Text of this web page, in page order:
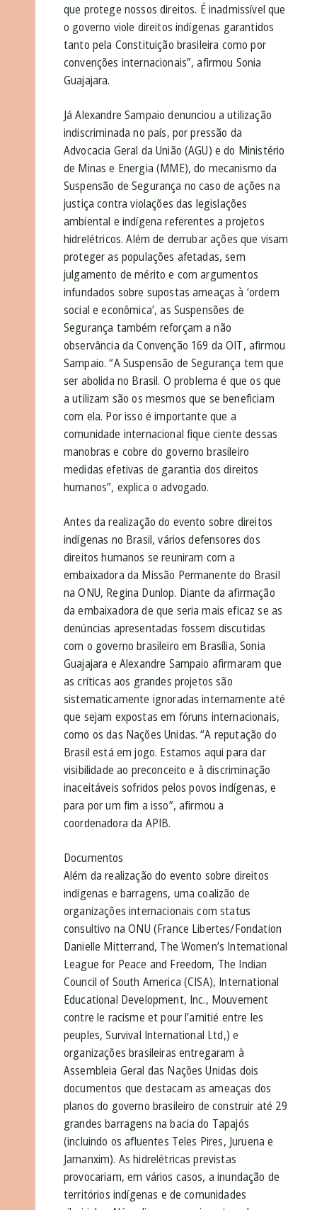
que protege nossos direitos. É inadmissível que
o governo viole direitos indígenas garantidos
tanto pela Constituição brasileira como por
convenções internacionais”, afirmou Sonia
Guajajara.
Já Alexandre Sampaio denunciou a utilização
indiscriminada no país, por pressão da
Advocacia Geral da União (AGU) e do Ministério
de Minas e Energia (MME), do mecanismo da
Suspensão de Segurança no caso de ações na
justiça contra violações das legislações
ambiental e indígena referentes a projetos
hidrelétricos. Além de derrubar ações que visam
proteger as populações afetadas, sem
julgamento de mérito e com argumentos
infundados sobre supostas ameaças à ‘ordem
social e econômica’, as Suspensões de
Segurança também reforçam a não
observância da Convenção 169 da OIT, afirmou
Sampaio. “A Suspensão de Segurança tem que
ser abolida no Brasil. O problema é que os que
a utilizam são os mesmos que se beneficiam
com ela. Por isso é importante que a
comunidade internacional fique ciente dessas
manobras e cobre do governo brasileiro
medidas efetivas de garantia dos direitos
humanos”, explica o advogado.
Antes da realização do evento sobre direitos
indígenas no Brasil, vários defensores dos
direitos humanos se reuniram com a
embaixadora da Missão Permanente do Brasil
na ONU, Regina Dunlop. Diante da afirmação
da embaixadora de que seria mais eficaz se as
denúncias apresentadas fossem discutidas
com o governo brasileiro em Brasília, Sonia
Guajajara e Alexandre Sampaio afirmaram que
as críticas aos grandes projetos são
sistematicamente ignoradas internamente até
que sejam expostas em fóruns internacionais,
como os das Nações Unidas. “A reputação do
Brasil está em jogo. Estamos aqui para dar
visibilidade ao preconceito e à discriminação
inaceitáveis sofridos pelos povos indígenas, e
para por um fim a isso”, afirmou a
coordenadora da APIB.
Documentos
Além da realização do evento sobre direitos
indígenas e barragens, uma coalizão de
organizações internacionais com status
consultivo na ONU (France Libertes/Fondation
Danielle Mitterrand, The Women’s International
League for Peace and Freedom, The Indian
Council of South America (CISA), International
Educational Development, Inc., Mouvement
contre le racisme et pour l’amitié entre les
peuples, Survival International Ltd,) e
organizações brasileiras entregaram à
Assembleia Geral das Nações Unidas dois
documentos que destacam as ameaças dos
planos do governo brasileiro de construir até 29
grandes barragens na bacia do Tapajós
(incluindo os afluentes Teles Pires, Juruena e
Jamanxim). As hidrelétricas previstas
provocariam, em vários casos, a inundação de
territórios indígenas e de comunidades